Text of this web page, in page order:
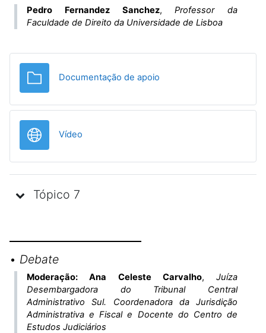
Pedro Fernandez Sanchez,Professor da
Faculdade de Direito da Universidade de Lisboa
Documentação de apoio
Vídeo
Tópico 7
• Debate
Moderação: Ana Celeste Carvalho, Juíza
Desembargadora do Tribunal Central
Administrativo Sul. Coordenadora da Jurisdição
Administrativa e Fiscal e Docente do Centro de
Estudos Judiciários